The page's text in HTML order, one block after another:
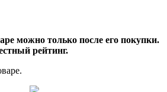
можно только после его покупки.
рейтинг.